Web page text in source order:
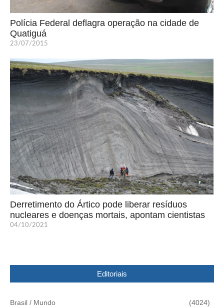
Polícia Federal deflagra operação na cidade de
Quatiguá
23/07/2015
Derretimento do Ártico pode liberar resíduos
nucleares e doenças mortais, apontam cientistas
04/10/2021
Editoriais
Brasil / Mundo (4024)